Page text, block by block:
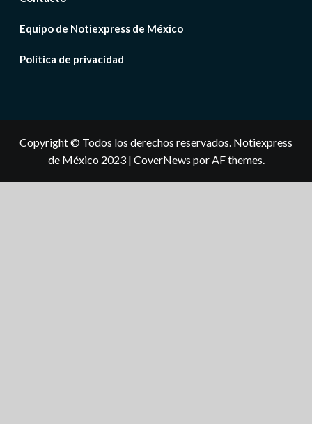
Equipo de Notiexpress de México
Política de privacidad
Copyright © Todos los derechos reservados. Notiexpress
de México 2023 | CoverNews por AF themes.